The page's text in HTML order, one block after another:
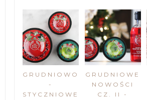
GRUDNIOWO
-
STYCZNIOWE
GRUDNIOWE
NOWOŚCI
CZ. II -